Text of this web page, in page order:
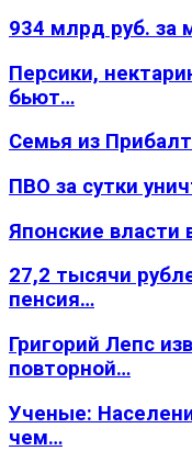
934 млрд руб. за
Персики,
бьют…
Семья из
ПВО за сутки
Японские
27,2 тысячи
пенсия…
Григорий Лепс
повторной…
Ученые:
чем…